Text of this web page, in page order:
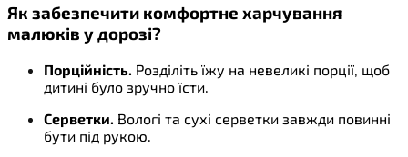
Як забезпечити комфортне харчування
малюків у дорозі?
Порційність. Розділіть їжу на невеликі порції, щоб
дитині було зручно їсти.
Серветки. Вологі та сухі серветки завжди повинні
бути під рукою.